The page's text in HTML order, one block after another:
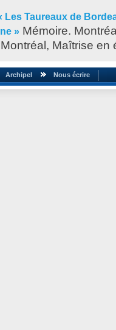
Les Taureaux de
» Mémoire.
Maîtrise en
Archipel Nous écrire